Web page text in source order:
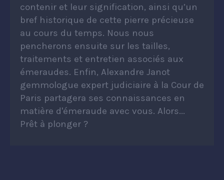
contenir et leur signification, ainsi qu’un
bref historique de cette pierre précieuse
au cours du temps. Nous nous
pencherons ensuite sur les tailles,
traitements et entretien associés aux
émeraudes. Enfin, Alexandre Janot
gemmologue expert judiciaire à la Cour de
Paris partagera ses connaissances en
matière d'émeraude avec vous. Alors...
Prêt à plonger ?